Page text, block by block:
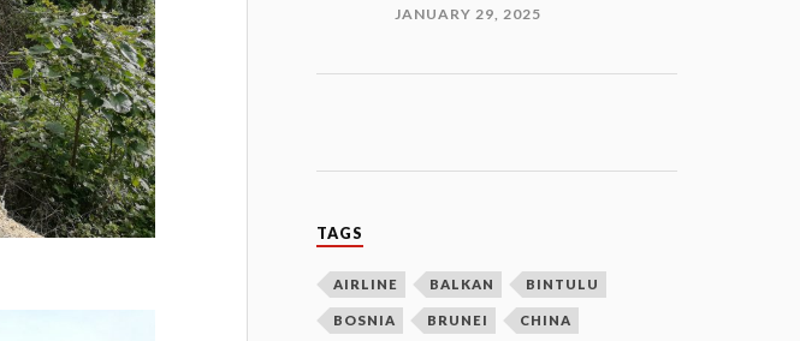
JANUARY 29, 2025
TAGS
AIRLINE BALKAN BINTULU
BOSNIA BRUNEI CHINA